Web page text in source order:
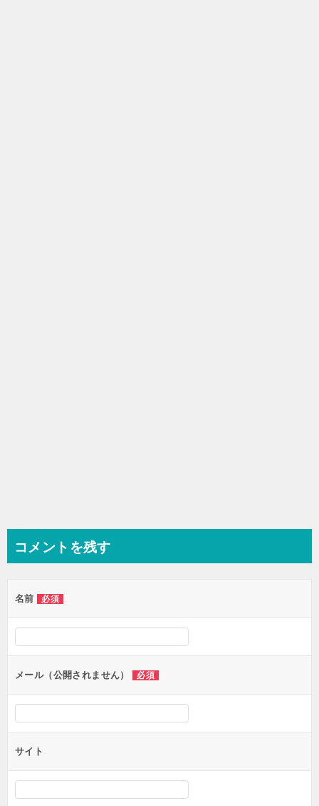
コメントを残す
名前 必須
メール（公開されません） 必須
サイト